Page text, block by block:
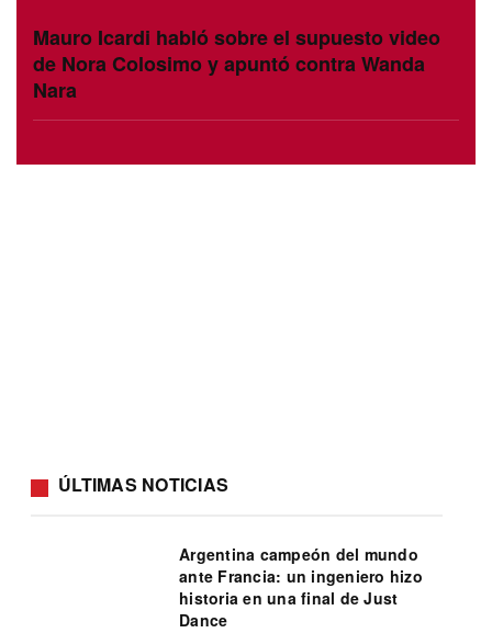
Mauro Icardi habló sobre el supuesto video
de Nora Colosimo y apuntó contra Wanda
Nara
ÚLTIMAS NOTICIAS
Argentina campeón del mundo
ante Francia: un ingeniero hizo
historia en una final de Just
Dance